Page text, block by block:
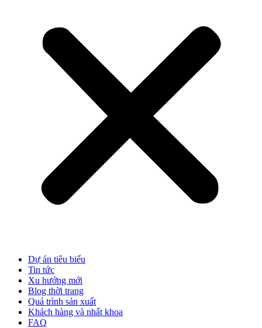
Dự án tiêu biểu
Tin tức
Xu hướng mới
Blog thời trang
Quá trình sản xuất
Khách hàng và nhất khoa
FAQ